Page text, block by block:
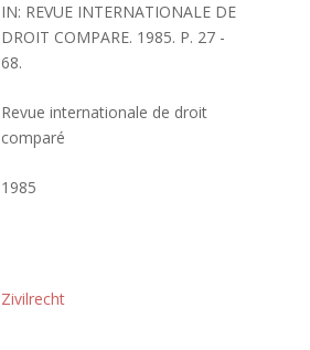
IN: REVUE INTERNATIONALE DE
DROIT COMPARE. 1985. P. 27 -
68.
Revue internationale de droit
comparé
1985
Zivilrecht